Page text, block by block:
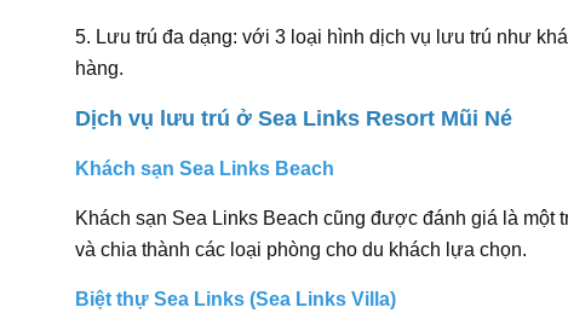
5. Lưu trú đa dạng: với 3 loại hình dịch vụ lưu trú như
hàng.
Dịch vụ lưu trú ở Sea Links Resort Mũi Né
Khách sạn Sea Links Beach
Khách sạn Sea Links Beach cũng được đánh giá là
và chia thành các loại phòng cho du khách lựa chọn.
Biệt thự Sea Links (Sea Links Villa)